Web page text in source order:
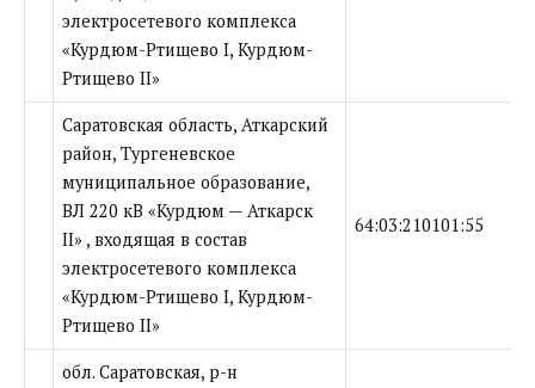
электросетевого комплекса
«Курдюм-Ртищево I, Курдюм-
Ртищево II»
Саратовская область, Аткарский
район, Тургеневское
муниципальное образование,
ВЛ 220 кВ «Курдюм — Аткарск
II» , входящая в состав
электросетевого комплекса
«Курдюм-Ртищево I, Курдюм-
Ртищево II»
64:03:210101:55
обл. Саратовская, р-н